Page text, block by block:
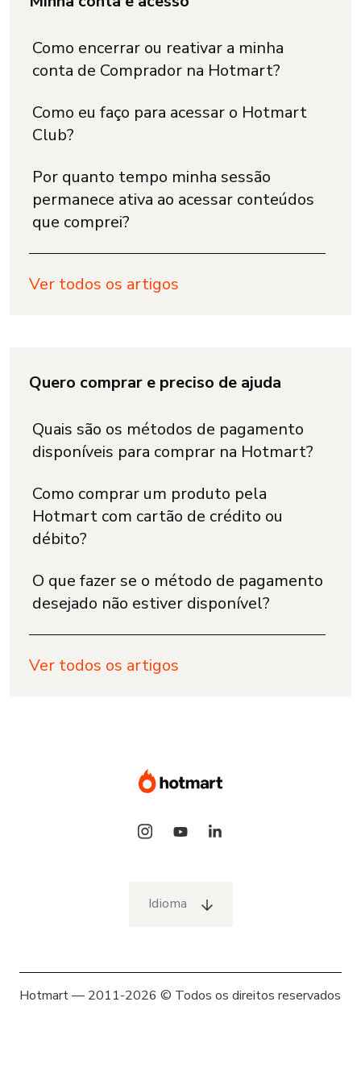
Como encerrar ou reativar a minha
conta de Comprador na Hotmart?
Como eu faço para acessar o Hotmart
Club?
Por quanto tempo minha sessão
permanece ativa ao acessar conteúdos
que comprei?
Ver todos os artigos
Quero comprar e preciso de ajuda
Quais são os métodos de pagamento
disponíveis para comprar na Hotmart?
Como comprar um produto pela
Hotmart com cartão de crédito ou
débito?
O que fazer se o método de pagamento
desejado não estiver disponível?
Ver todos os artigos
Idioma
Hotmart — 2011-2026 © Todos os direitos reservados